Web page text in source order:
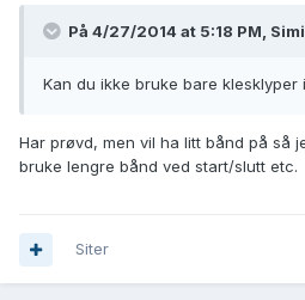
På 4/27/2014 at 5:18 PM,
Kan du ikke bruke bare klesklyper
Har prøvd, men vil ha litt bånd på så
bruke lengre bånd ved start/slutt etc.
Siter